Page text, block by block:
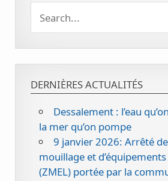
DERNIÈRES ACTUALITÉS
Dessalement : l’eau
la mer qu’on pompe
9 janvier 2026: Arrêté
mouillage et
(ZMEL) portée par la